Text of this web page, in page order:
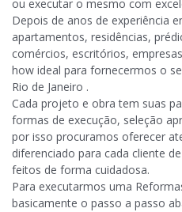
ou executar o mesmo com
Depois de anos de experiência
apartamentos, residências,
comércios, escritórios,
how ideal para fornecermos o
Rio de Janeiro .
Cada projeto e obra tem suas
formas de execução, seleção
por isso procuramos oferecer
diferenciado para cada cliente
feitos de forma cuidadosa.
Para executarmos uma
basicamente o passo a passo